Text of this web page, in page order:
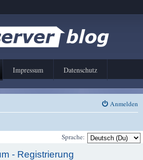
Impressum Datenschutz
Anmelden
Sprache:
- Registrierung